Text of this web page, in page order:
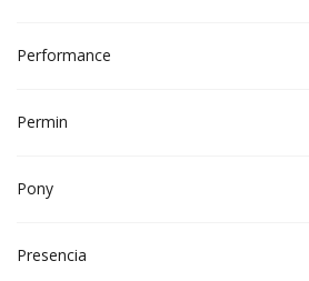
Performance
Permin
Pony
Presencia